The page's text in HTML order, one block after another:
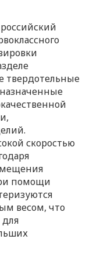
твердотельные
скоростью
помощи
весом, что